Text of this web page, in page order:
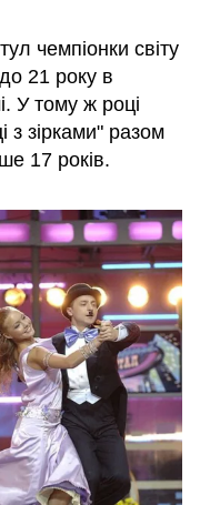
чемпіонки світу
21 року в
У тому ж році
з зірками" разом
17 років.